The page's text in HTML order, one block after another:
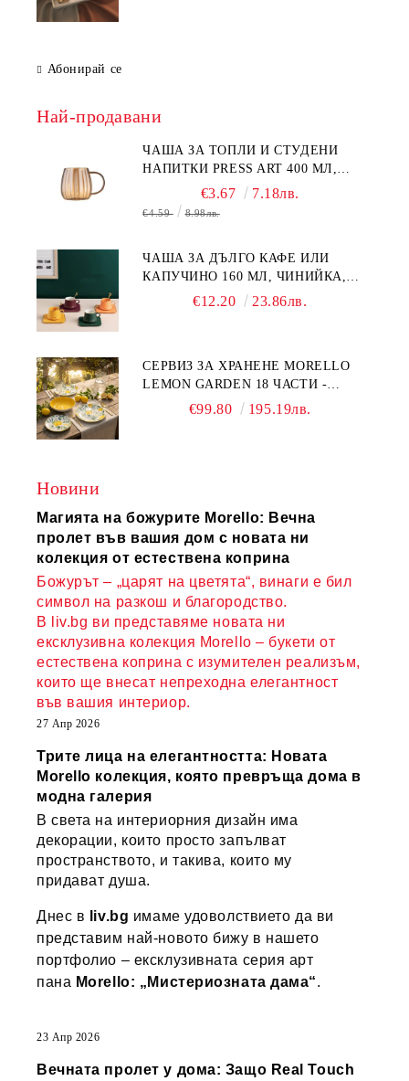
Абонирай се
Най-продавани
ЧАША ЗА ТОПЛИ И СТУДЕНИ
НАПИТКИ PRESS ART 400 МЛ,
БОРОСИЛИКАТНО СТЪКЛО
€3.67 7.18лв.
€4.59 8.98лв.
ЧАША ЗА ДЪЛГО КАФЕ ИЛИ
КАПУЧИНО 160 МЛ, ЧИНИЙКА,
ЛЪЖИЧКА GREEN, ORANGE LOVE
€12.20 23.86лв.
СЕРВИЗ ЗА ХРАНЕНЕ MORELLO
LEMON GARDEN 18 ЧАСТИ -
ПОРЦЕЛАН€99.80 195.19лв.
Новини
Магията на божурите Morello: Вечна
пролет във вашия дом с новата ни
колекция от естествена коприна
Божурът – „царят на цветята“, винаги е бил
символ на разкош и благородство.
В liv.bg ви представяме новата ни
ексклузивна колекция Morello – букети от
естествена коприна с изумителен реализъм,
които ще внесат непреходна елегантност
във вашия интериор.
27 Апр 2026
Трите лица на елегантността: Новата
Morello колекция, която превръща дома в
модна галерия
В света на интериорния дизайн има
декорации, които просто запълват
пространството, и такива, които му
придават душа.
Днес в liv.bg имаме удоволствието да ви
представим най-новото бижу в нашето
портфолио – ексклузивната серия арт
пана Morello: „Мистериозната дама“.
23 Апр 2026
Вечната пролет у дома: Защо Real Touch